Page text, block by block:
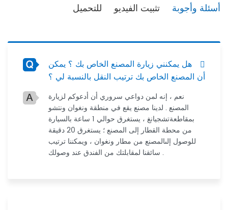
أسئلة وأجوبة تثبيت الفيديو للتحميل
هل يمكنني زيارة المصنع الخاص بك ؟ يمكن
أن المصنع الخاص بك ترتيب النقل بالنسبة لي ؟
نعم ، إنه لمن دواعي سروري أن أدعوكم لزيارة
المصنع . لدينا مصنع يقع في منطقة ونغوان ونتشو
بمقاطعةتشجيانغ ، يستغرق حوالي 1 ساعة بالسيارة
من محطة القطار إلى المصنع ؛ يستغرق 20 دقيقة
للوصول إلىالمصنع من مطار ونغوان ، ويمكننا ترتيب
سائقنا لمقابلتك من الفندق عند وصولك .